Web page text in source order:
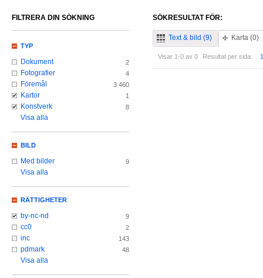
SÖKRESULTAT FÖR:
Text & bild (9) Karta (0)
Visar 1-0 av 0 Resultat per sida:
FILTRERA DIN SÖKNING
TYP
Dokument 2
Fotografier 4
Föremål 3 460
Kartor 1
Konstverk 8
Visa alla
BILD
Med bilder 9
Visa alla
RÄTTIGHETER
by-nc-nd 9
cc0 2
inc 143
pdmark 48
Visa alla